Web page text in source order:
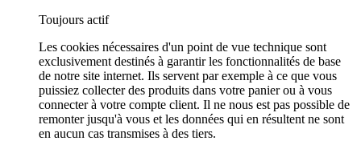
Toujours actif
Les cookies nécessaires d'un point de vue technique sont
exclusivement destinés à garantir les fonctionnalités de base
de notre site internet. Ils servent par exemple à ce que vous
puissiez collecter des produits dans votre panier ou à vous
connecter à votre compte client. Il ne nous est pas possible de
remonter jusqu'à vous et les données qui en résultent ne sont
en aucun cas transmises à des tiers.